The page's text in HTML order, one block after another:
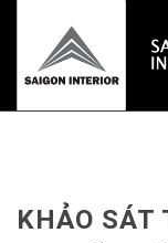
KHẢO SÁT